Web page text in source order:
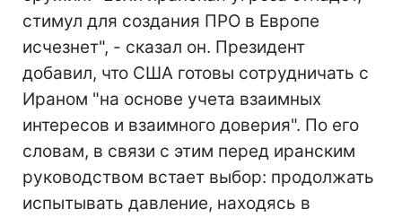
стимул для создания ПРО в Европе
исчезнет", - сказал он. Президент
добавил, что США готовы сотрудничать с
Ираном "на основе учета взаимных
интересов и взаимного доверия". По его
словам, в связи с этим перед иранским
руководством встает выбор: продолжать
испытывать давление, находясь в